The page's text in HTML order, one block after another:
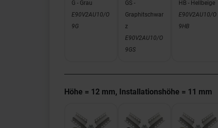
G - Grau
E90V2AU10/O
9G
GS -
Graphitschwar
z
E90V2AU10/O
9GS
HB - Hellbeige
E90V2AU10/O
9HB
Höhe = 12 mm, Installationshöhe = 11 mm